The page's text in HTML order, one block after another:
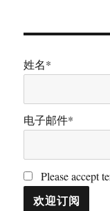
姓名*
电子邮件*
Please accept